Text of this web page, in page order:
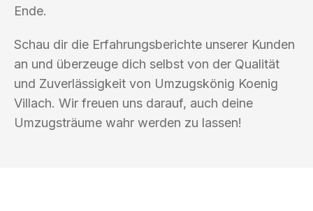
Ende.
Schau dir die Erfahrungsberichte unserer Kunden
an und überzeuge dich selbst von der Qualität
und Zuverlässigkeit von Umzugskönig Koenig
Villach. Wir freuen uns darauf, auch deine
Umzugsträume wahr werden zu lassen!